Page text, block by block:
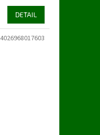
DETAIL
4026968017603